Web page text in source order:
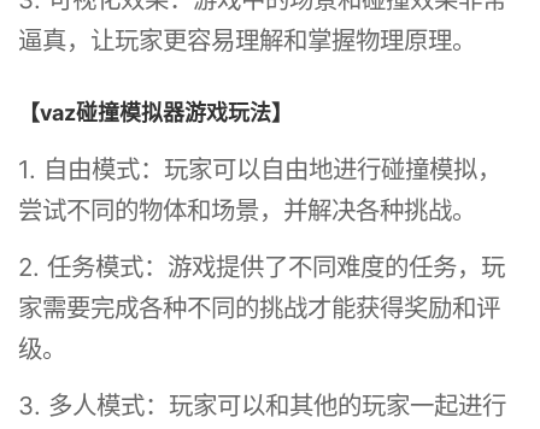
逼真，让玩家更容易理解和掌握物理原理。
【vaz碰撞模拟器游戏玩法】
1. 自由模式：玩家可以自由地进行碰撞模拟，
尝试不同的物体和场景，并解决各种挑战。
2. 任务模式：游戏提供了不同难度的任务，玩
家需要完成各种不同的挑战才能获得奖励和评
级。
3. 多人模式：玩家可以和其他的玩家一起进行